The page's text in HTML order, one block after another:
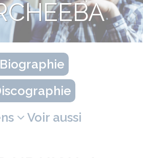
Biographie
Voir aussi